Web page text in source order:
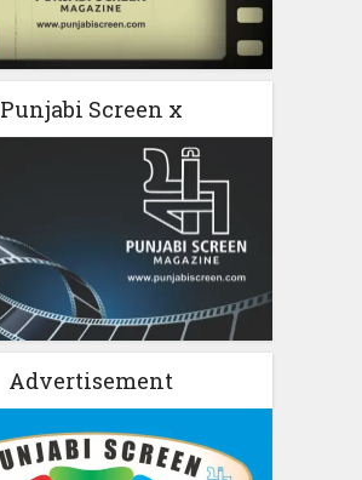
Punjabi Screen x
Advertisement